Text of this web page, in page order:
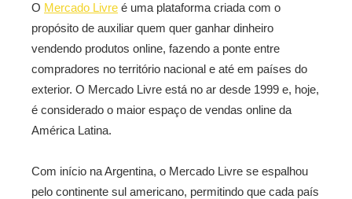
O Mercado Livre é uma plataforma criada com o
propósito de auxiliar quem quer ganhar dinheiro
vendendo produtos online, fazendo a ponte entre
compradores no território nacional e até em países do
exterior. O Mercado Livre está no ar desde 1999 e, hoje,
é considerado o maior espaço de vendas online da
América Latina.
Com início na Argentina, o Mercado Livre se espalhou
pelo continente sul americano, permitindo que cada país